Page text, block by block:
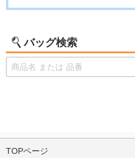
バッグ検索
TOPページ